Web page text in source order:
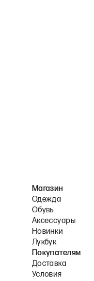
Магазин
Одежда
Обувь
Аксессуары
Новинки
Лукбук
Покупателям
Доставка
Условия